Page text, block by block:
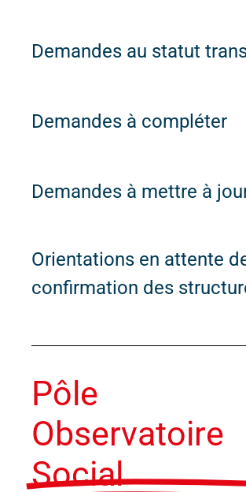
Demandes au statut
Demandes à compléter
Demandes à mettre à
Orientations en attente
confirmation des
Pôle
Observatoire
Social